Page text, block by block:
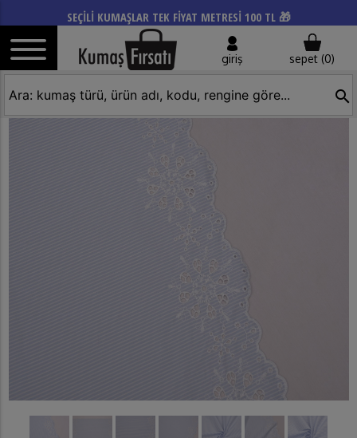
SEÇİLİ KUMAŞLAR TEK FİYAT METRESİ 100 TL 🎁
giriş sepet (0)
search